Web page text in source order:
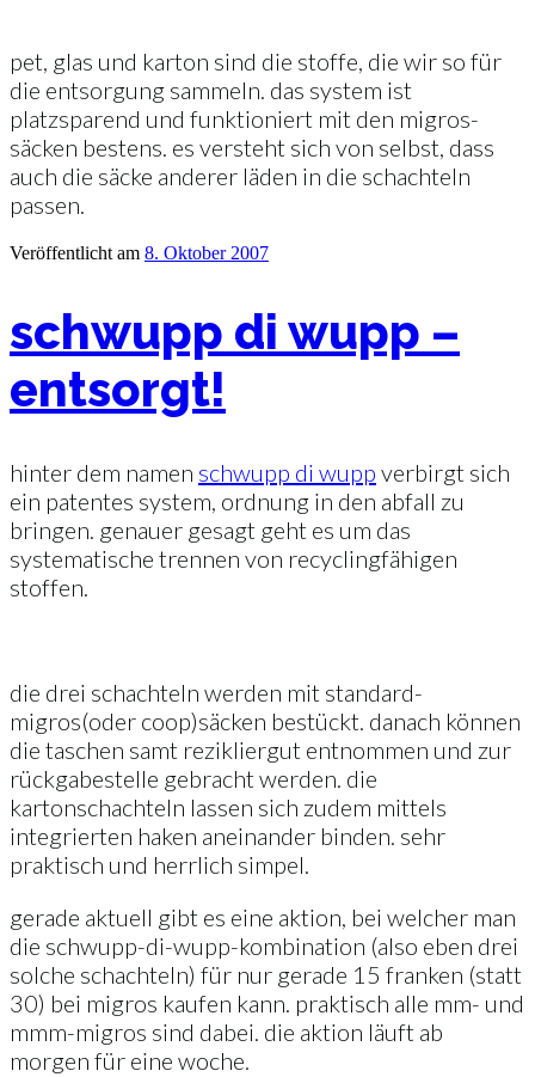
pet, glas und karton sind die stoffe, die wir so für
die entsorgung sammeln. das system ist
platzsparend und funktioniert mit den migros-
säcken bestens. es versteht sich von selbst, dass
auch die säcke anderer läden in die schachteln
passen.
Veröffentlicht am 8. Oktober 2007
schwupp di wupp –
entsorgt!
hinter dem namen schwupp di wupp verbirgt sich
ein patentes system, ordnung in den abfall zu
bringen. genauer gesagt geht es um das
systematische trennen von recyclingfähigen
stoffen.
die drei schachteln werden mit standard-
migros(oder coop)säcken bestückt. danach können
die taschen samt rezikliergut entnommen und zur
rückgabestelle gebracht werden. die
kartonschachteln lassen sich zudem mittels
integrierten haken aneinander binden. sehr
praktisch und herrlich simpel.
gerade aktuell gibt es eine aktion, bei welcher man
die schwupp-di-wupp-kombination (also eben drei
solche schachteln) für nur gerade 15 franken (statt
30) bei migros kaufen kann. praktisch alle mm- und
mmm-migros sind dabei. die aktion läuft ab
morgen für eine woche.